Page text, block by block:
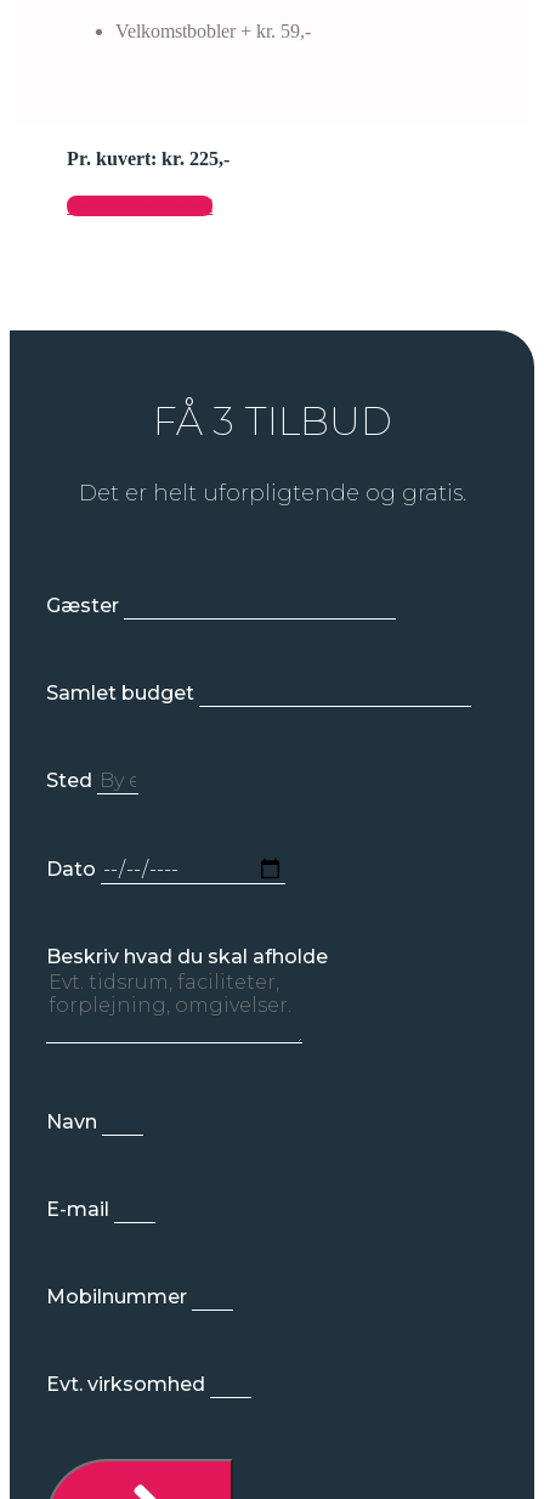
Velkomstbobler + kr. 59,-
Pr. kuvert: kr. 225,-
Send forespørgsel
FÅ 3 TILBUD
Det er helt uforpligtende og gratis.
Gæster
Samlet budget
Sted
Dato
Beskriv hvad du skal afholde
Navn
E-mail
Mobilnummer
Evt. virksomhed